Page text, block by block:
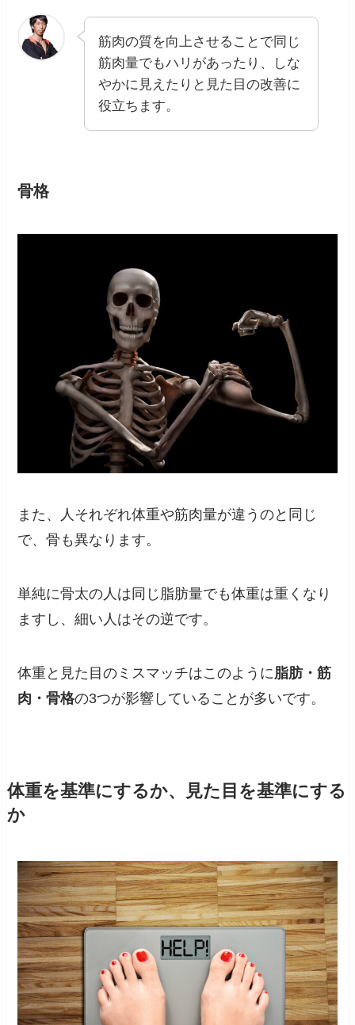
筋肉の質を向上させることで同じ
筋肉量でもハリがあったり、しな
やかに見えたりと見た目の改善に
役立ちます。
骨格
また、人それぞれ体重や筋肉量が違うのと同じ
で、骨も異なります。
単純に骨太の人は同じ脂肪量でも体重は重くなり
ますし、細い人はその逆です。
体重と見た目のミスマッチはこのように 脂肪・筋
肉・骨格の3つが影響していることが多いです。
体重を基準にするか、見た目を基準にする
か